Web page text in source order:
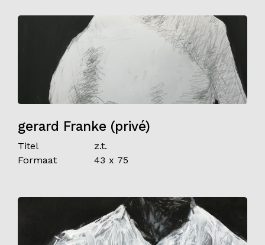
gerard Franke (privé)
Titel
z.t.
Formaat
43 x 75